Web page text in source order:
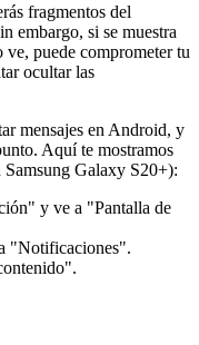
fragmentos del
embargo, si se muestra
puede comprometer tu
ocultar las
mensajes en Android, y
Aquí te mostramos
Galaxy S20+):
y ve a "Pantalla de
"Notificaciones".